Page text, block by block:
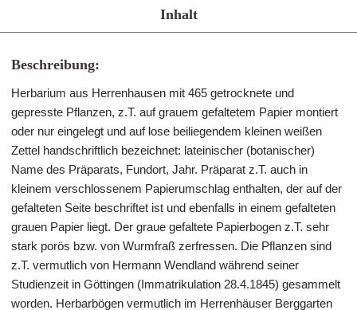
Inhalt
Beschreibung:
Herbarium aus Herrenhausen mit 465 getrocknete und
gepresste Pflanzen, z.T. auf grauem gefaltetem Papier montiert
oder nur eingelegt und auf lose beiliegendem kleinen weißen
Zettel handschriftlich bezeichnet: lateinischer (botanischer)
Name des Präparats, Fundort, Jahr. Präparat z.T. auch in
kleinem verschlossenem Papierumschlag enthalten, der auf der
gefalteten Seite beschriftet ist und ebenfalls in einem gefalteten
grauen Papier liegt. Der graue gefaltete Papierbogen z.T. sehr
stark porös bzw. von Wurmfraß zerfressen. Die Pflanzen sind
z.T. vermutlich von Hermann Wendland während seiner
Studienzeit in Göttingen (Immatrikulation 28.4.1845) gesammelt
worden. Herbarbögen vermutlich im Herrenhäuser Berggarten